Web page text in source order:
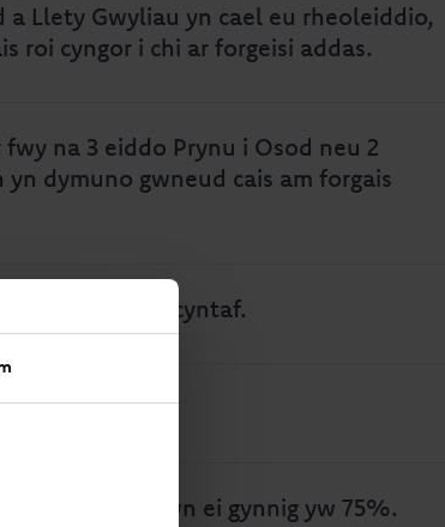
a Llety Gwyliau yn cael eu rheoleiddio,
roi cyngor i chi ar forgeisi addas.
na 3 eiddo Prynu i Osod neu 2
dymuno gwneud cais am forgais
tro cyntaf.
hŷn.
(LTV) y gallwn ei gynnig yw 75%.